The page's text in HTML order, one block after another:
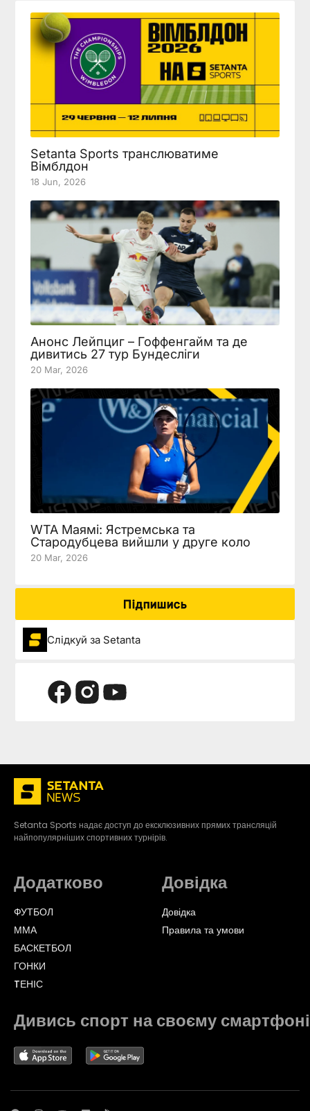
Setanta Sports транслюватиме
Вімблдон
18 Jun, 2026
Анонс Лейпциг – Гоффенгайм та де
дивитись 27 тур Бундесліги
20 Mar, 2026
WTA Маямі: Ястремська та
Стародубцева вийшли у друге коло
20 Mar, 2026
Підпишись
Слідкуй за Setanta
Setanta Sports надає доступ до ексклюзивних прямих трансляцій
найпопулярніших спортивних турнірів.
Додатково
ФУТБОЛ
ММА
БАСКЕТБОЛ
ГОНКИ
TЕНІС
Довідка
Довідка
Правила та умови
Дивись спорт на своєму смартфоні